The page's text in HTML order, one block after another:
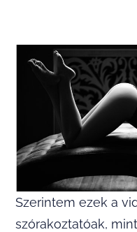
Szerintem ezek a
szórakoztatóak,